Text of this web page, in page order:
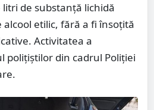
de substanță lichidă
etilic, fără a fi însoțită
Activitatea a
polițiștilor din cadrul Poliției